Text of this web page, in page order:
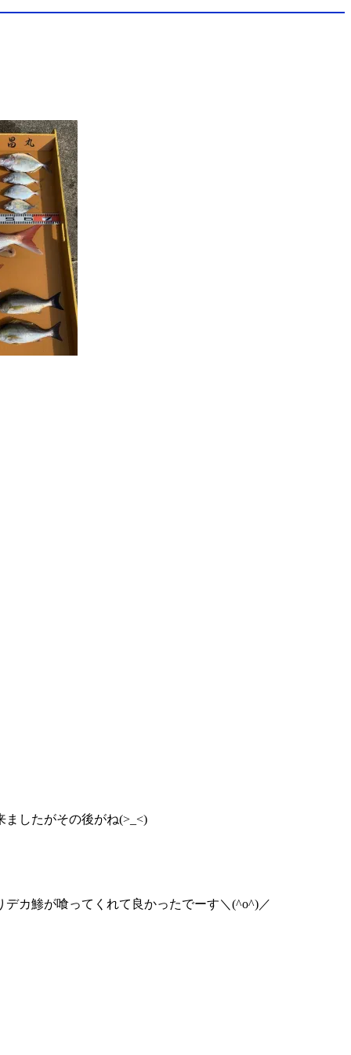
したがその後がね(>_<)
カ鯵が喰ってくれて良かったでーす＼(^o^)／